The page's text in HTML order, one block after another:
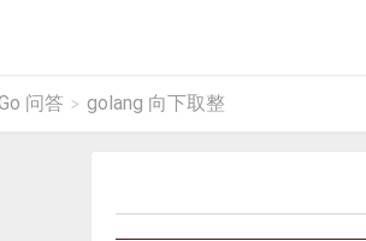
问答 > golang 向下取整